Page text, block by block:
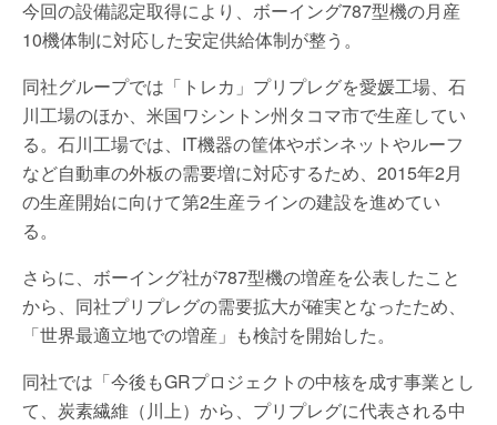
今回の設備認定取得により、ボーイング787型機の月産
10機体制に対応した安定供給体制が整う。
同社グループでは「トレカ」プリプレグを愛媛工場、石
川工場のほか、米国ワシントン州タコマ市で生産してい
る。石川工場では、IT機器の筐体やボンネットやルーフ
など自動車の外板の需要増に対応するため、2015年2月
の生産開始に向けて第2生産ラインの建設を進めてい
る。
さらに、ボーイング社が787型機の増産を公表したこと
から、同社プリプレグの需要拡大が確実となったため、
「世界最適立地での増産」も検討を開始した。
同社では「今後もGRプロジェクトの中核を成す事業とし
て、炭素繊維（川上）から、プリプレグに代表される中